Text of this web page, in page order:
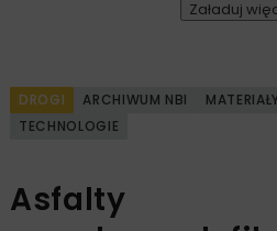
Załaduj
DROGI ARCHIWUM NBI
TECHNOLOGIE
Asfalty